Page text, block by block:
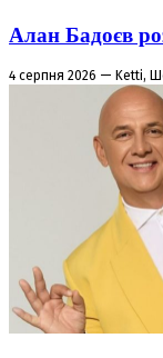
Алан Бадоєв
4 серпня 2026 — Ketti,